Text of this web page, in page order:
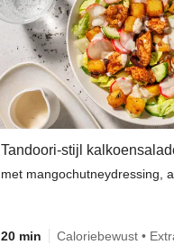
Tandoori-stijl
20 min